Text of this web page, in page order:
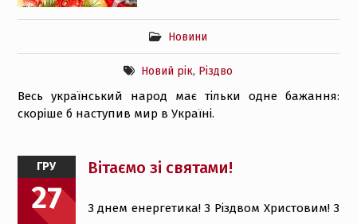
Новини
Новий рік, Різдво
Весь український народ має тільки одне бажання:
скоріше б наступив мир в Україні.
ГРУ
27
Вітаємо зі святами!
З днем енергетика! З Різдвом Христовим! З